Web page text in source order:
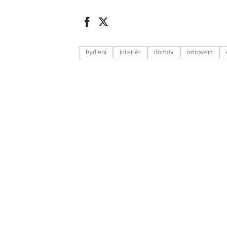
bydlení interiér domov introvert